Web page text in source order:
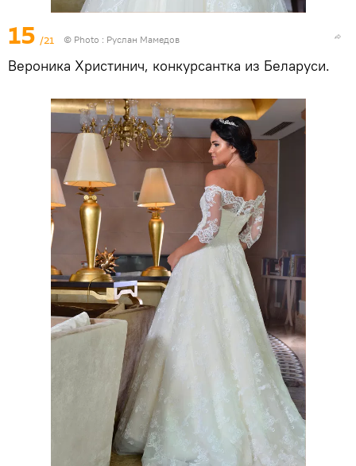
15 /21 © Photo : Руслан Мамедов
Вероника Христинич, конкурсантка из Беларуси.